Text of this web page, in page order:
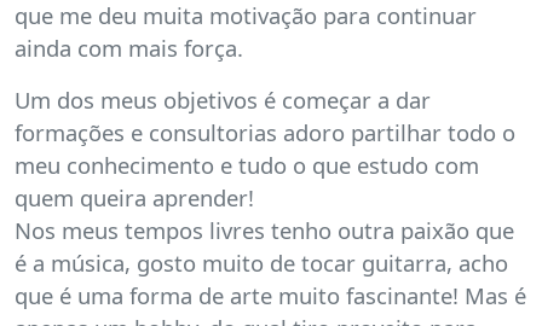
que me deu muita motivação para continuar
ainda com mais força.
Um dos meus objetivos é começar a dar
formações e consultorias adoro partilhar todo o
meu conhecimento e tudo o que estudo com
quem queira aprender!
Nos meus tempos livres tenho outra paixão que
é a música, gosto muito de tocar guitarra, acho
que é uma forma de arte muito fascinante! Mas é